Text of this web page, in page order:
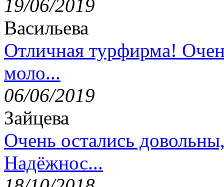
19/06/2019
Васильева
Отличная турфирма!
моло...
06/06/2019
Зайцева
Очень остались
Надёжнос...